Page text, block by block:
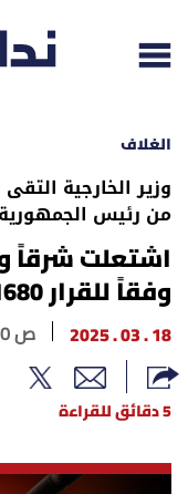
إقرأ الجريدة
لبنان
الغلاف
نداء اليوم
محليات
الغلاف
وزير الخارجية
من رئيس الجمهورية
اشتعلت شرقاً
وفقاً للقرار 1680
18 . 03 . 2025 02 : 00 ص
5 دقائق للقراءة